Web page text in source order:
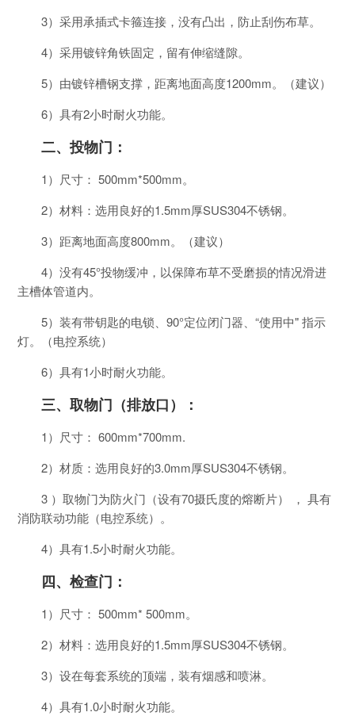
3）采用承插式卡箍连接，没有凸出，防止刮伤布草。
4）采用镀锌角铁固定，留有伸缩缝隙。
5）由镀锌槽钢支撑，距离地面高度1200mm。（建议）
6）具有2小时耐火功能。
二、投物门：
1）尺寸： 500mm*500mm。
2）材料：选用良好的1.5mm厚SUS304不锈钢。
3）距离地面高度800mm。（建议）
4）没有45°投物缓冲，以保障布草不受磨损的情况滑进
主槽体管道内。
5）装有带钥匙的电锁、90°定位闭门器、“使用中" 指示
灯。（电控系统）
6）具有1小时耐火功能。
三、取物门（排放口）：
1）尺寸： 600mm*700mm.
2）材质：选用良好的3.0mm厚SUS304不锈钢。
3 ）取物门为防火门（设有70摄氏度的熔断片） ， 具有
消防联动功能（电控系统）。
4）具有1.5小时耐火功能。
四、检查门：
1）尺寸： 500mm* 500mm。
2）材料：选用良好的1.5mm厚SUS304不锈钢。
3）设在每套系统的顶端，装有烟感和喷淋。
4）具有1.0小时耐火功能。